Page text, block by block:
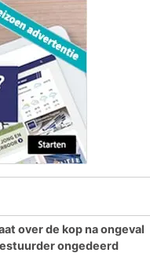
over de kop na ongeval
ongedeerd